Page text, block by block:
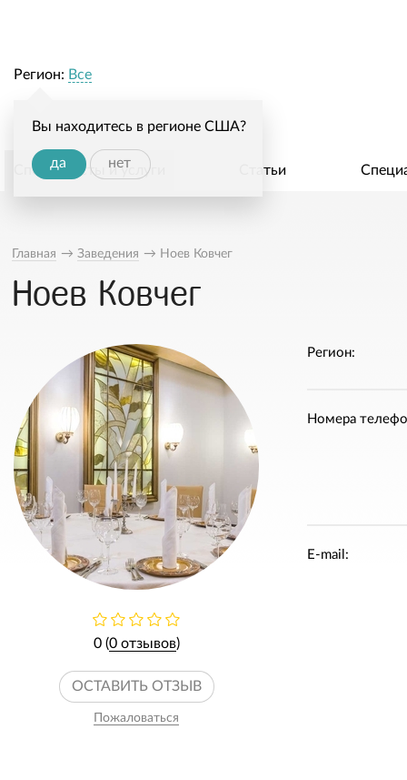
Регион: Все
Вы находитесь в регионе США?
да нет
Специалисты и услуги Статьи
Главная → Заведения → Ноев Ковчег
Ноев Ковчег
0 (0 отзывов)
ОСТАВИТЬ ОТЗЫВ
Пожаловаться
Регион:
Номера
E-mail: